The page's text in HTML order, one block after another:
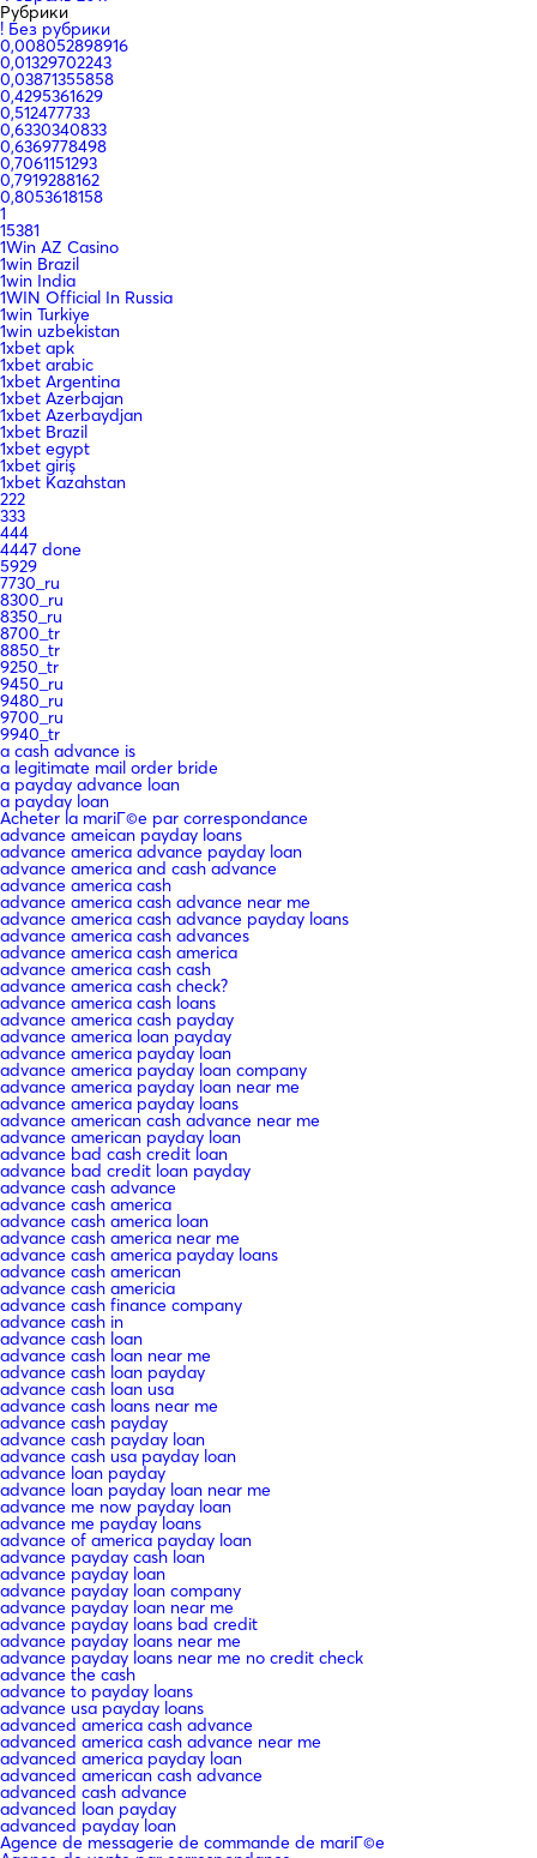
Рубрики
! Без рубрики
0,008052898916
0,01329702243
0,03871355858
0,4295361629
0,512477733
0,6330340833
0,6369778498
0,7061151293
0,7919288162
0,8053618158
1
15381
1Win AZ Casino
1win Brazil
1win India
1WIN Official In Russia
1win Turkiye
1win uzbekistan
1xbet apk
1xbet arabic
1xbet Argentina
1xbet Azerbajan
1xbet Azerbaydjan
1xbet Brazil
1xbet egypt
1xbet giriş
1xbet Kazahstan
222
333
444
4447 done
5929
7730_ru
8300_ru
8350_ru
8700_tr
8850_tr
9250_tr
9450_ru
9480_ru
9700_ru
9940_tr
a cash advance is
a legitimate mail order bride
a payday advance loan
a payday loan
Acheter la mariГ©e par correspondance
advance ameican payday loans
advance america advance payday loan
advance america and cash advance
advance america cash
advance america cash advance near me
advance america cash advance payday loans
advance america cash advances
advance america cash america
advance america cash cash
advance america cash check?
advance america cash loans
advance america cash payday
advance america loan payday
advance america payday loan
advance america payday loan company
advance america payday loan near me
advance america payday loans
advance american cash advance near me
advance american payday loan
advance bad cash credit loan
advance bad credit loan payday
advance cash advance
advance cash america
advance cash america loan
advance cash america near me
advance cash america payday loans
advance cash american
advance cash americia
advance cash finance company
advance cash in
advance cash loan
advance cash loan near me
advance cash loan payday
advance cash loan usa
advance cash loans near me
advance cash payday
advance cash payday loan
advance cash usa payday loan
advance loan payday
advance loan payday loan near me
advance me now payday loan
advance me payday loans
advance of america payday loan
advance payday cash loan
advance payday loan
advance payday loan company
advance payday loan near me
advance payday loans bad credit
advance payday loans near me
advance payday loans near me no credit check
advance the cash
advance to payday loans
advance usa payday loans
advanced america cash advance
advanced america cash advance near me
advanced america payday loan
advanced american cash advance
advanced cash advance
advanced loan payday
advanced payday loan
Agence de messagerie de commande de mariГ©e